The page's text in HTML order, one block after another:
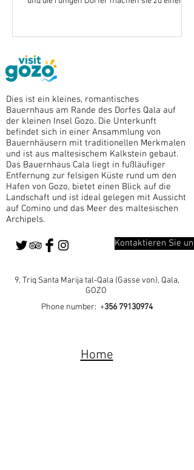
Unterkunft mit Pool träumen, bietet Gozo einige
ich alles teilen, was Sie wissen müssen, um
Gozo-Ferienhäuser zu kontaktieren –
wunderschönen Farmhouse Cala in Betracht
ziehen. Die Magie
Dies ist ein kleines, romantisches
Bauernhaus am Rande des Dorfes Qala auf
der kleinen Insel Gozo. Die Unterkunft
befindet sich in einer Ansammlung von
Bauernhäusern mit traditionellen Merkmalen
und ist aus maltesischem Kalkstein gebaut.
Das Bauernhaus Cala liegt in fußläufiger
Entfernung zur felsigen Küste rund um den
Hafen von Gozo, bietet einen Blick auf die
Landschaft und ist ideal gelegen mit Aussicht
auf Comino und das Meer des maltesischen
Archipels.
Kontaktieren Sie uns
9, Triq Santa Marija tal-Qala (Gasse von), Qala,
GOZO
Phone number: +356 79130974
Home